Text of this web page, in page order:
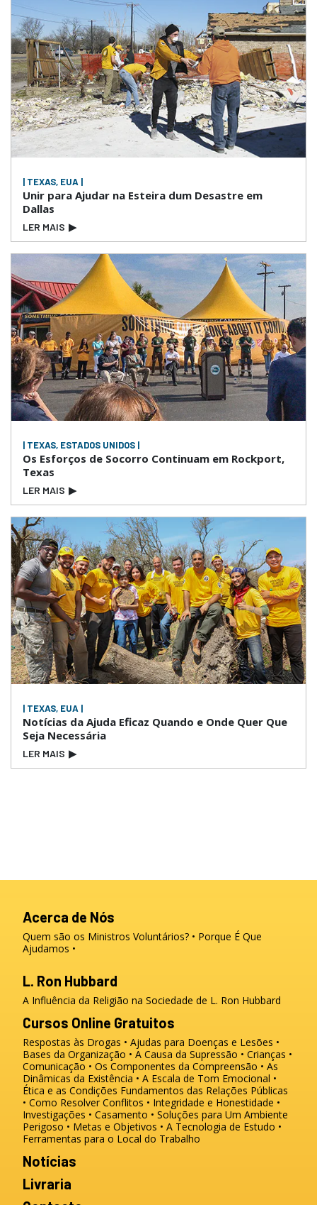
| TEXAS, EUA |
Unir para Ajudar na Esteira dum Desastre em
Dallas
LER MAIS ▶
| TEXAS, ESTADOS UNIDOS |
Os Esforços de Socorro Continuam em Rockport,
Texas
LER MAIS ▶
| TEXAS, EUA |
Notícias da Ajuda Eficaz Quando e Onde Quer Que
Seja Necessária
LER MAIS ▶
Acerca de Nós
Quem são os Ministros Voluntários?
Porque É Que
Ajudamos
L. Ron Hubbard
A Influência da Religião na Sociedade de L. Ron Hubbard
Cursos Online Gratuitos
Respostas às Drogas
Ajudas para Doenças e Lesões
Bases da Organização
A Causa da Supressão
Crianças
Comunicação
Os Componentes da Compreensão
As
Dinâmicas da Existência
A Escala de Tom Emocional
Ética e as Condições Fundamentos das Relações Públicas
Como Resolver Conflitos
Integridade e Honestidade
Investigações
Casamento
Soluções para Um Ambiente
Perigoso
Metas e Objetivos
A Tecnologia de Estudo
Ferramentas para o Local do Trabalho
Notícias
Livraria